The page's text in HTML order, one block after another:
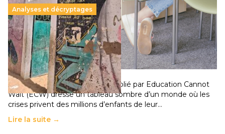
Analyses et décryptages
258 millions d’enfants victimes de la guerre, des
chocs climatiques et des déplacements de
population
11 juillet 2026- National
Un nouveau rapport mondial publié par Education Cannot
Wait (ECW) dresse un tableau sombre d’un monde où les
crises privent des millions d’enfants de leur…
Lire la suite →